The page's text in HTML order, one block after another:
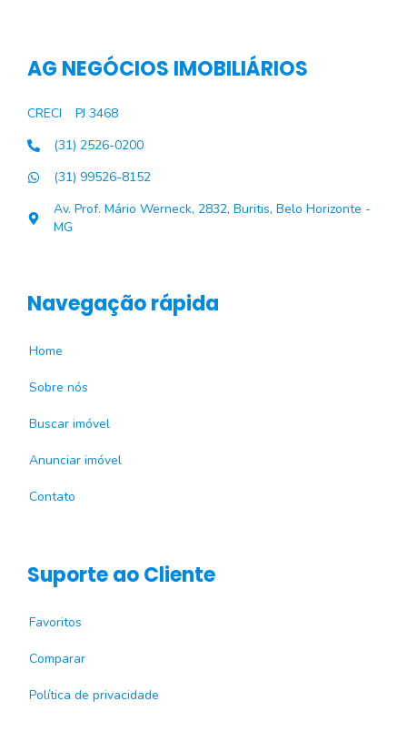
AG NEGÓCIOS IMOBILIÁRIOS
CRECI
PJ 3468
(31) 2526-0200
(31) 99526-8152
Av. Prof. Mário Werneck, 2832, Buritis, Belo Horizonte -
MG
Navegação rápida
Home
Sobre nós
Buscar imóvel
Anunciar imóvel
Contato
Suporte ao Cliente
Favoritos
Comparar
Política de privacidade